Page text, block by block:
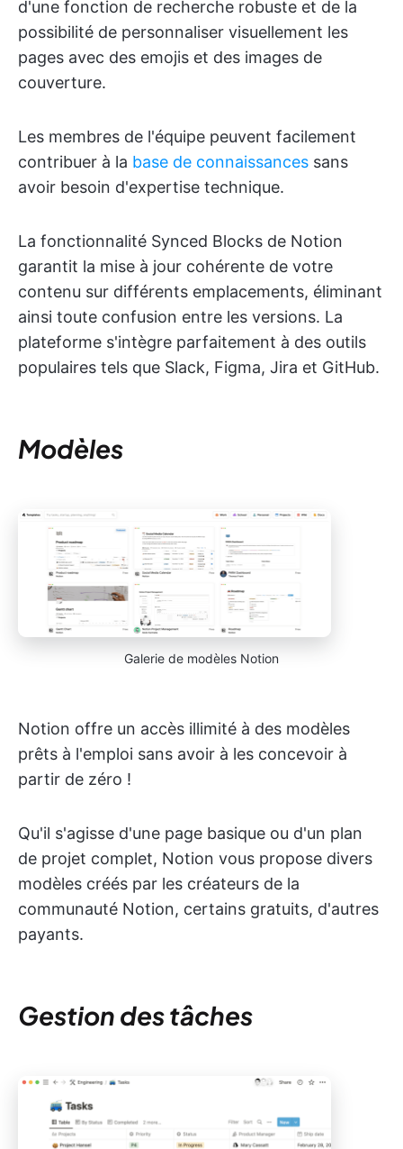
d'une fonction de recherche robuste et de la
possibilité de personnaliser visuellement les
pages avec des emojis et des images de
couverture.
Les membres de l'équipe peuvent facilement
contribuer à la base de connaissances sans
avoir besoin d'expertise technique.
La fonctionnalité Synced Blocks de Notion
garantit la mise à jour cohérente de votre
contenu sur différents emplacements, éliminant
ainsi toute confusion entre les versions. La
plateforme s'intègre parfaitement à des outils
populaires tels que Slack, Figma, Jira et GitHub.
Modèles
Galerie de modèles Notion
Notion offre un accès illimité à des modèles
prêts à l'emploi sans avoir à les concevoir à
partir de zéro !
Qu'il s'agisse d'une page basique ou d'un plan
de projet complet, Notion vous propose divers
modèles créés par les créateurs de la
communauté Notion, certains gratuits, d'autres
payants.
Gestion des tâches